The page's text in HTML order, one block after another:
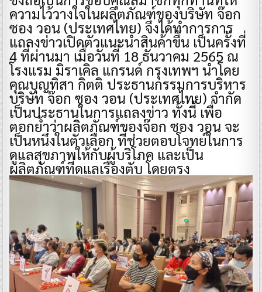
ความไว้วางใจในผลิตภัณฑ์ของบริษัท จ๊อก
ซอง วอน (ประเทศไทย) จึงได้ทำการการ
แถลงข่าวเปิดตัวแนะนำสินค้าขึ้น เป็นครั้งที่
4 ที่ผ่านมา เมื่อวันที่ 18 ธันวาคม 2565 ณ
โรงแรม มิราเคิล แกรนด์ กรุงเทพฯ นำโดย
คุณบุญทิสา กิตติ ประธานกรรมการบริหาร
บริษัท จ๊อก ซอง วอน (ประเทศไทย) จำกัด
เป็นประธานในการแถลงข่าว ทั้งนี้ เพื่อ
ตอกย้ำว่าผลิตภัณฑ์ของจ๊อก ซอง วอน จะ
เป็นหนึ่งในตัวเลือก ที่ช่วยตอบโจทย์ในการ
ดูแลสุขภาพให้กับผู้บริโภค และเป็น
ผลิตภัณฑ์ที่ดูแลเรื่องตับ โดยตรง